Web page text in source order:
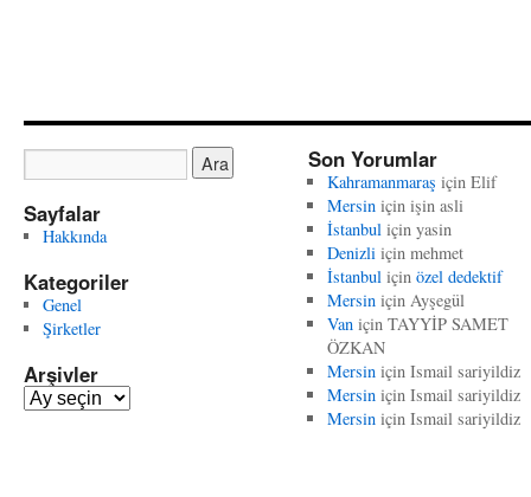
Sayfalar
Hakkında
Kategoriler
Genel
Şirketler
Arşivler
A
Son Yorumlar
Kahramanmaraş için Elif
Mersiniçin işin asli
İstanbuliçin yasin
Denizliiçin mehmet
İstanbuliçin özel dedektif
Mersiniçin Ayşegül
Vaniçin TAYYİP SAMET
ÖZKAN
Mersiniçin Ismail sariyildiz
Mersiniçin Ismail sariyildiz
Mersiniçin Ismail sariyildiz